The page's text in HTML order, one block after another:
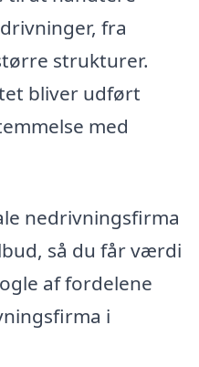
fra
strukturer.
bliver udført
med
nedrivningsfirma
så du får værdi
af fordelene
i